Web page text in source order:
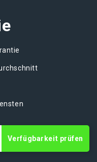
Verfügbarkeit prüfen